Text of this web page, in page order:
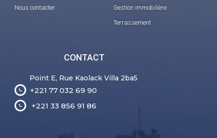
Nous contacter Gestion immobilière
Terrassement
CONTACT
Point E, Rue Kaolack Villa 2ba5
+221 77 032 69 90
+221 33 856 91 86